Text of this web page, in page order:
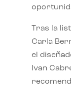
Tras la
Carla
el
Ivan